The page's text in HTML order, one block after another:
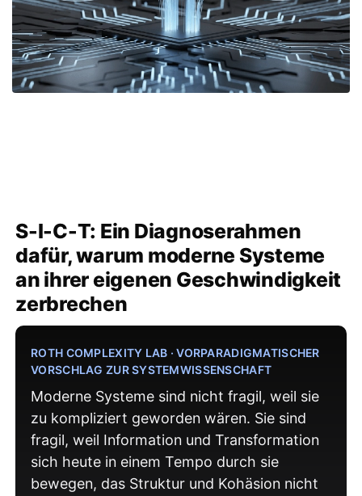
S-I-C-T: Ein Diagnoserahmen
dafür, warum moderne Systeme
an ihrer eigenen Geschwindigkeit
zerbrechen
ROTH COMPLEXITY LAB · VORPARADIGMATISCHER
VORSCHLAG ZUR SYSTEMWISSENSCHAFT
Moderne Systeme sind nicht fragil, weil sie
zu kompliziert geworden wären. Sie sind
fragil, weil Information und Transformation
sich heute in einem Tempo durch sie
bewegen, das Struktur und Kohäsion nicht